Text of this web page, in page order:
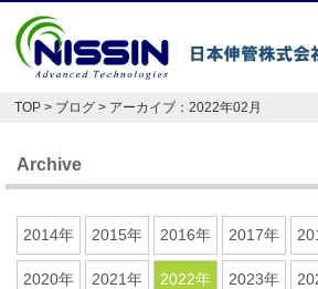
日本伸管の強み
お悩み解決事例
企業情報
TOP > ブログ > アーカイブ：2022年02月
Archive
2014年 2015年 2016年 2017年
2020年 2021年 2022年 2023年